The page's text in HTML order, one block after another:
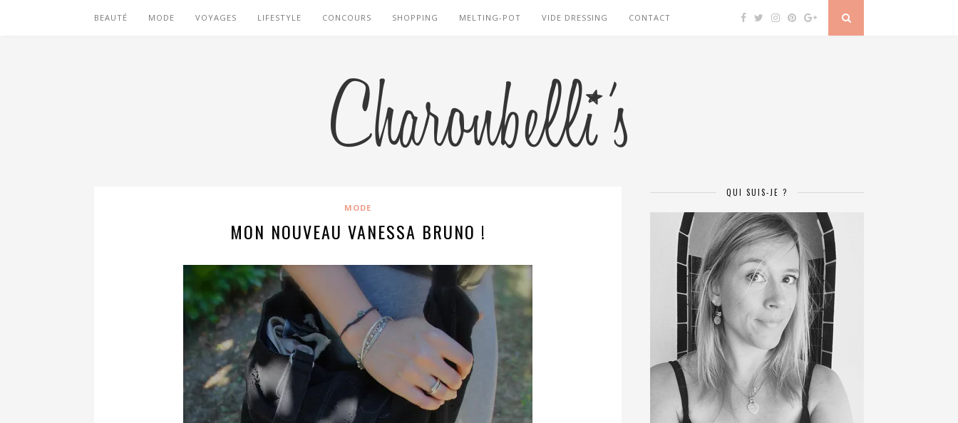
BEAUTÉ MODE VOYAGES LIFESTYLE CONCOURS SHOPPING MELTING-POT VIDE DRESSING CONTACT
MODE
MON NOUVEAU VANESSA BRUNO !
QUI SUIS-JE ?